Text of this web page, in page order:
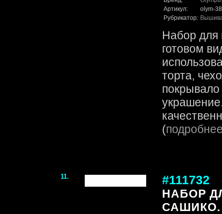
Артикул:
olym-38
Рубрикатор:
Набор
готовом
торта,
(
11. #111732
НАБОР
САШИКО.